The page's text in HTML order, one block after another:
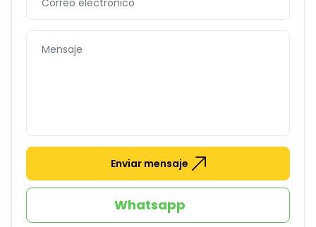
Enviar mensaje
Whatsapp